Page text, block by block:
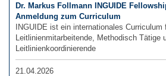
Dr. Markus Follmann INGUIDE
Anmeldung zum Curriculum
INGUIDE ist ein internationales Curriculum
Leitlinienmitarbeitende, Methodisch Tätige
Leitlinienkoordinierende
21.04.2026